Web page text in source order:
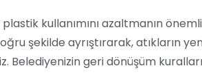
kullanımını azaltmanın
şekilde ayrıştırarak, atıkların
Belediyenizin geri dönüşüm